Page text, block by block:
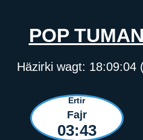
POP
Häzirki wagt: 18:09:04
Ertir
Fajr
03:43